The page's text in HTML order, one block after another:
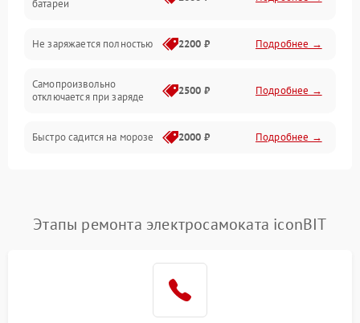
батареи
Не заряжается полностью 2200 ₽ Подробнее →
Самопроизвольно
отключается при заряде
2500 ₽ Подробнее →
Быстро садится на морозе 2000 ₽ Подробнее →
Этапы ремонта электросамоката iconBIT